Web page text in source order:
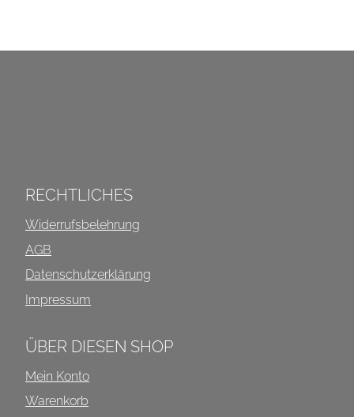
RECHTLICHES
Widerrufsbelehrung
AGB
Datenschutzerklärung
Impressum
ÜBER DIESEN SHOP
Mein Konto
Warenkorb